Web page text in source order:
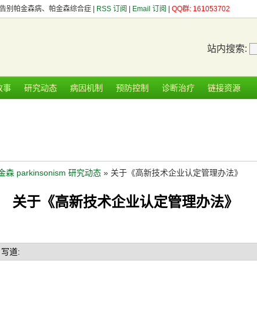
别帕金森病、帕金森综合症 | RSS 订阅 Email 订阅 QQ群: 161053702
站内搜索:
事 研究动态 病因机制 预防控制 诊断治疗 链接资源
森 parkinsonism 研究动态 » 关于《高新技术企业认定管理办法》
关于《高新技术企业认定管理办法》
写道: